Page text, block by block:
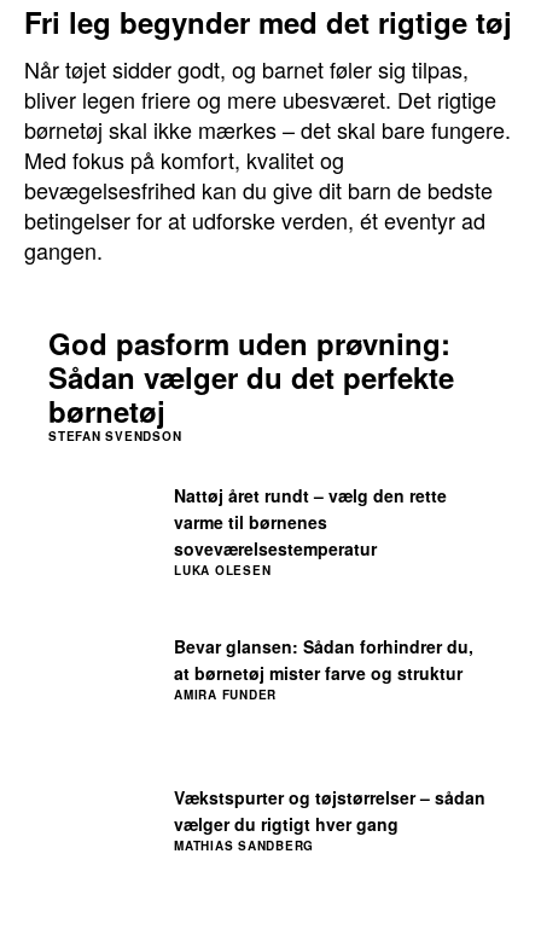
Fri leg begynder med det rigtige tøj
Når tøjet sidder godt, og barnet føler sig tilpas,
bliver legen friere og mere ubesværet. Det rigtige
børnetøj skal ikke mærkes – det skal bare fungere.
Med fokus på komfort, kvalitet og
bevægelsesfrihed kan du give dit barn de bedste
betingelser for at udforske verden, ét eventyr ad
gangen.
Vækstspurter og tøjstørrelser – sådan
vælger du rigtigt hver gang
MATHIAS SANDBERG
Bevar glansen: Sådan forhindrer du,
at børnetøj mister farve og struktur
AMIRA FUNDER
Nattøj året rundt – vælg den rette
varme til børnenes
soveværelsestemperatur
LUKA OLESEN
God pasform uden prøvning:
Sådan vælger du det perfekte
børnetøj
STEFAN SVENDSON